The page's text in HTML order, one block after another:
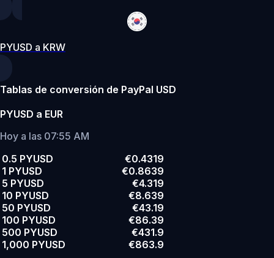
PYUSD a KRW
Tablas de conversión de PayPal USD
PYUSD a EUR
Hoy a las 07:55 AM
0.5 PYUSD
€0.4319
1 PYUSD
€0.8639
5 PYUSD
€4.319
10 PYUSD
€8.639
50 PYUSD
€43.19
100 PYUSD
€86.39
500 PYUSD
€431.9
1,000 PYUSD
€863.9